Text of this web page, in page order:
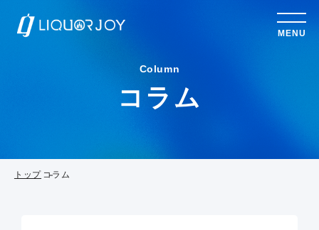
MENU
Column
コラム
トップ コラム